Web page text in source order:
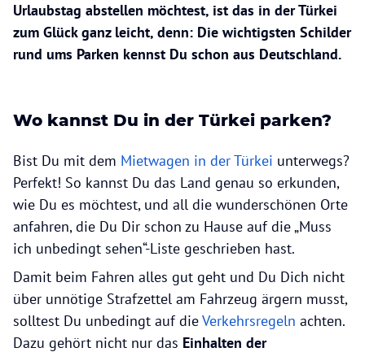
Urlaubstag abstellen möchtest, ist das in der Türkei
zum Glück ganz leicht, denn: Die wichtigsten Schilder
rund ums Parken kennst Du schon aus Deutschland.
Wo kannst Du in der Türkei parken?
Bist Du mit dem Mietwagen in der Türkei unterwegs?
Perfekt! So kannst Du das Land genau so erkunden,
wie Du es möchtest, und all die wunderschönen Orte
anfahren, die Du Dir schon zu Hause auf die „Muss
ich unbedingt sehen“-Liste geschrieben hast.
Damit beim Fahren alles gut geht und Du Dich nicht
über unnötige Strafzettel am Fahrzeug ärgern musst,
solltest Du unbedingt auf dieVerkehrsregeln achten.
Dazu gehört nicht nur das Einhalten der